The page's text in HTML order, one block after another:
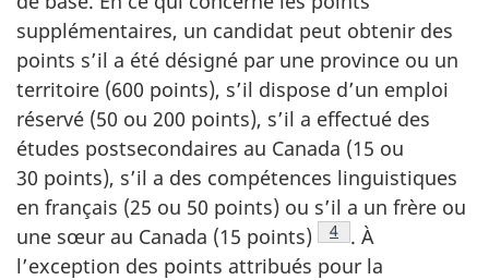
supplémentaires, un candidat peut obtenir des
points s’il a été désigné par une province ou un
territoire (600 points), s’il dispose d’un emploi
réservé (50 ou 200 points), s’il a effectué des
études postsecondaires au Canada (15 ou
30 points), s’il a des compétences linguistiques
en français (25 ou 50 points) ou s’il a un frère ou
une sœur au Canada (15 points)
Note de bas de page
4
. À
l’exception des points attribués pour la